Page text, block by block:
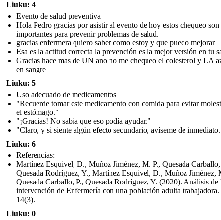
Liuku: 4
Evento de salud preventiva
Hola Pedro gracias por asistir al evento de hoy estos chequeo son
importantes para prevenir problemas de salud.
gracias enfermera quiero saber como estoy y que puedo mejorar
Esa es la actitud correcta la prevención es la mejor versión en tu
Gracias hace mas de UN ano no me chequeo el colesterol y LA
en sangre
Liuku: 5
Uso adecuado de medicamentos
"Recuerde tomar este medicamento con comida para evitar
el estómago."
"¡Gracias! No sabía que eso podía ayudar."
"Claro, y si siente algún efecto secundario, avíseme de
Liuku: 6
Referencias:
Martínez Esquivel, D., Muñoz Jiménez, M. P., Quesada Carballo,
Quesada Rodríguez, Y., Martínez Esquivel, D., Muñoz Jiménez,
Quesada Carballo, P., Quesada Rodríguez, Y. (2020). Análisis de
intervención de Enfermería con una población adulta trabajadora.
14(3).
Liuku: 0